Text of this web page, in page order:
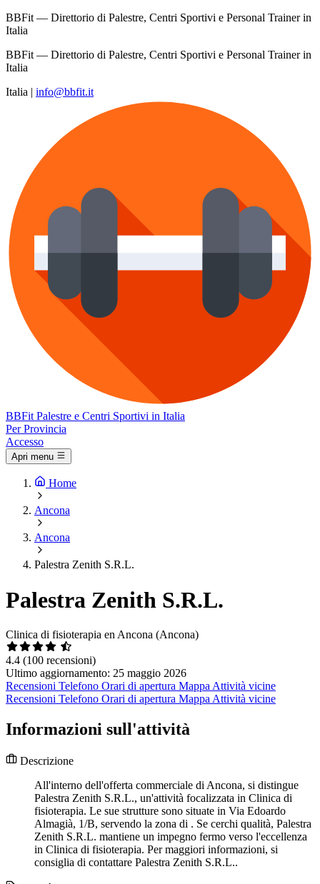
BBFit — Direttorio di Palestre, Centri Sportivi e Personal Trainer in
Italia
BBFit — Direttorio di Palestre, Centri Sportivi e Personal Trainer in
Italia
Italia | info@bbfit.it
BBFit Palestre e Centri Sportivi in Italia
Per Provincia
Accesso
Apri menu
Home
Ancona
Ancona
Palestra Zenith S.R.L.
Palestra Zenith S.R.L.
Clinica di fisioterapia en Ancona (Ancona)
4.4 (100 recensioni)
Ultimo aggiornamento: 25 maggio 2026
Recensioni Telefono Orari di apertura Mappa Attività vicine
Recensioni Telefono Orari di apertura Mappa Attività vicine
Informazioni sull'attività
Descrizione
All'interno dell'offerta commerciale di Ancona, si distingue
Palestra Zenith S.R.L., un'attività focalizzata in Clinica di
fisioterapia. Le sue strutture sono situate in Via Edoardo
Almagià, 1/B, servendo la zona di . Se cerchi qualità, Palestra
Zenith S.R.L. mantiene un impegno fermo verso l'eccellenza
in Clinica di fisioterapia. Per maggiori informazioni, si
consiglia di contattare Palestra Zenith S.R.L..